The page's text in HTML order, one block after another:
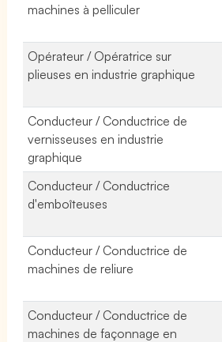
machines à pelliculer
Opérateur / Opératrice sur
plieuses en industrie graphique
Conducteur / Conductrice de
vernisseuses en industrie
graphique
Conducteur / Conductrice
d'emboîteuses
Conducteur / Conductrice de
machines de reliure
Conducteur / Conductrice de
machines de façonnage en